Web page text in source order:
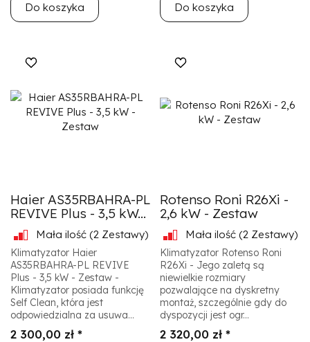
Do koszyka Do koszyka
Haier AS35RBAHRA-PL
REVIVE Plus - 3,5 kW...
Mała ilość (2 Zestawy)
Klimatyzator Haier
AS35RBAHRA-PL REVIVE
Plus - 3,5 kW - Zestaw -
Klimatyzator posiada funkcję
Self Clean, która jest
odpowiedzialna za usuwa...
2 300,00 zł *
Rotenso Roni R26Xi -
2,6 kW - Zestaw
Mała ilość (2 Zestawy)
Klimatyzator Rotenso Roni
R26Xi - Jego zaletą są
niewielkie rozmiary
pozwalające na dyskretny
montaż, szczególnie gdy do
dyspozycji jest ogr...
2 320,00 zł *